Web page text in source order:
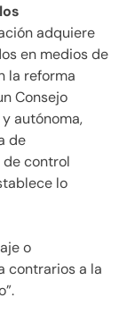
adquiere
en medios de
la reforma
Consejo
autónoma,
de
de control
lo
o
contrarios a la